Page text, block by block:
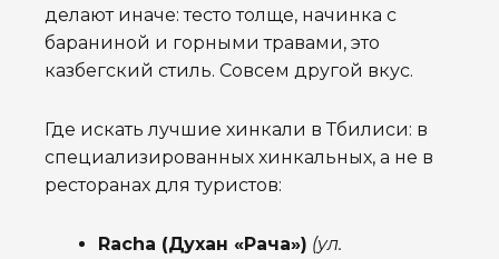
делают иначе: тесто толще, начинка с
бараниной и горными травами, это
казбегский стиль. Совсем другой вкус.
Где искать лучшие хинкали в Тбилиси: в
специализированных хинкальных, а не в
ресторанах для туристов:
Racha (Духан «Рача») (ул.